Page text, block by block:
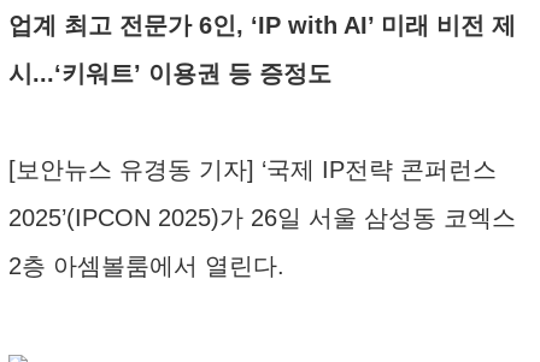
업계 최고 전문가 6인, ‘IP with AI’ 미래 비전 제
시...‘키워트’ 이용권 등 증정도
[보안뉴스 유경동 기자] ‘국제 IP전략 콘퍼런스
2025’(IPCON 2025)가 26일 서울 삼성동 코엑스
2층 아셈볼룸에서 열린다.